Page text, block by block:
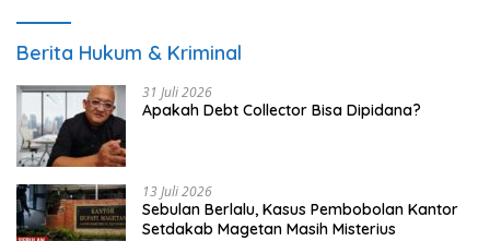
Berita Hukum & Kriminal
31 Juli 2026
Apakah Debt Collector Bisa Dipidana?
13 Juli 2026
Sebulan Berlalu, Kasus Pembobolan Kantor
Setdakab Magetan Masih Misterius